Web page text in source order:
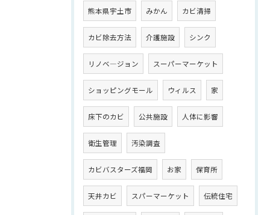
熊本県宇土市 みかん カビ清掃
カビ除去方法 介護施設 シンク
リノベ―ジョン スーパーマーケット
ショッピングモール ウィルス 家
床下のカビ 公共施設 人体に影響
衛生管理 汚染調査
カビバスターズ福岡 お家 保育所
天井カビ スパーマーケット 伝統住宅